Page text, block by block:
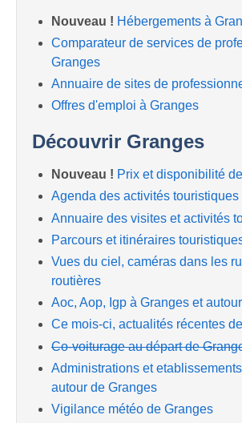
Nouveau ! Hébergements à
Comparateur de services de
Granges
Annuaire de sites de
Offres d'emploi à Granges
Découvrir Granges
Nouveau ! Prix et disponibilité
Agenda des activités touristiques
Annuaire des visites et activités
Parcours et itinéraires
Vues du ciel, caméras dans les
routières
Aoc, Aop, Igp à Granges et autour
Ce mois-ci, actualités récentes
Co-voiturage au départ de
Administrations et
autour de Granges
Vigilance météo de Granges